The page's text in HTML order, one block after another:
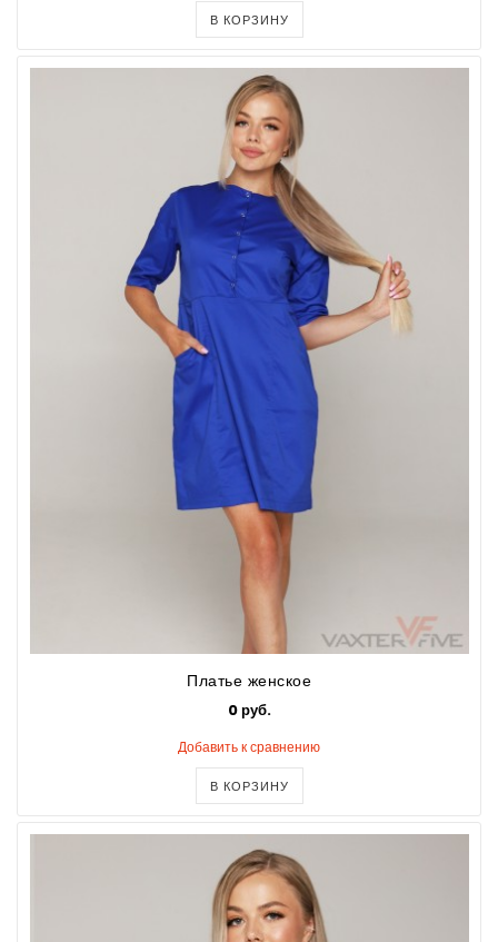
В КОРЗИНУ
Платье женское
0 руб.
Добавить к сравнению
В КОРЗИНУ